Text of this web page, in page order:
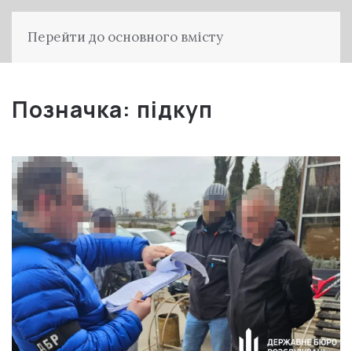
Перейти до основного вмісту
Позначка: підкуп